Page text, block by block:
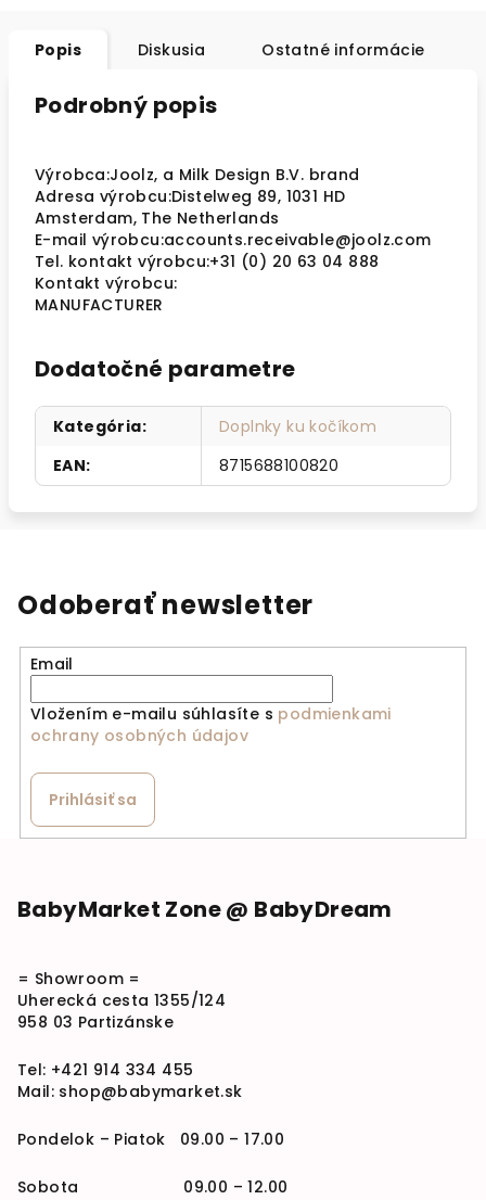
Popis Diskusia Ostatné informácie
Podrobný popis
Výrobca:Joolz, a Milk Design B.V. brand
Adresa výrobcu:Distelweg 89, 1031 HD
Amsterdam, The Netherlands
E-mail výrobcu:accounts.receivable@joolz.com
Tel. kontakt výrobcu:+31 (0) 20 63 04 888
Kontakt výrobcu:
MANUFACTURER
Dodatočné parametre
Kategória:
Doplnky ku kočíkom
EAN: 8715688100820
Odoberať newsletter
Email
Vložením e-mailu súhlasíte s podmienkami
ochrany osobných údajov
Prihlásiť sa
BabyMarket Zone @ BabyDream
= Showroom =
Uherecká cesta 1355/124
958 03 Partizánske
Tel: +421 914 334 455
Mail: shop@babymarket.sk
Pondelok – Piatok 09.00 – 17.00
Sobota 09.00 – 12.00